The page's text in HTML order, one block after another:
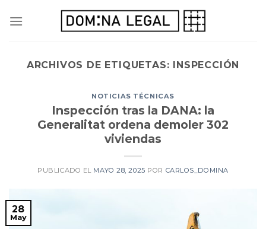
ARCHIVOS DE ETIQUETAS: INSPECCIÓN
NOTICIAS TÉCNICAS
Inspección tras la DANA: la
Generalitat ordena demoler 302
viviendas
PUBLICADO EL MAYO 28, 2025 POR CARLOS_DOMINA
28
May